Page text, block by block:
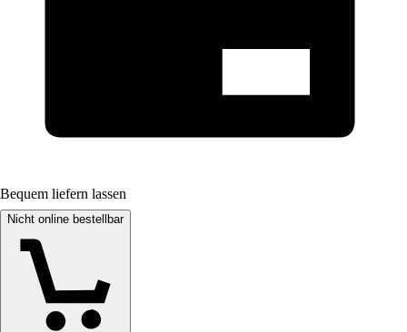
Bequem liefern lassen
Nicht online bestellbar